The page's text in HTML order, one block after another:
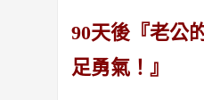
90天後『老公
足勇氣！』